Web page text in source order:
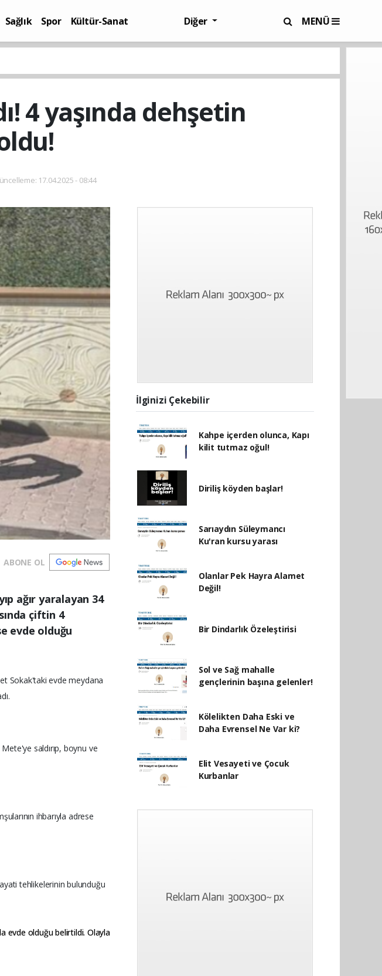
Sağlık Spor
Kültür-Sanat
Diğer MENÜ
4 yaşında dehşetin
17.04.2025 - 08:44
ABONE OL
ağır yaralayan 34
çiftin 4
evde olduğu
Sokak'taki evde meydana
saldırıp, boynu ve
ihbarıyla adrese
tehlikelerinin bulunduğu
evde olduğu belirtildi. Olayla
İlginizi Çekebilir
Kahpe içerden olunca, Kapı
kilit tutmaz oğul!
Diriliş köyden başlar!
Sarıaydın Süleymancı
Ku'ran kursu yarası
Olanlar Pek Hayra Alamet
Değil!
Bir Dindarlık Özeleştirisi
Sol ve Sağ mahalle
gençlerinin başına gelenler!
Kölelikten Daha Eski ve
Daha Evrensel Ne Var ki?
Elit Vesayeti ve Çocuk
Kurbanlar